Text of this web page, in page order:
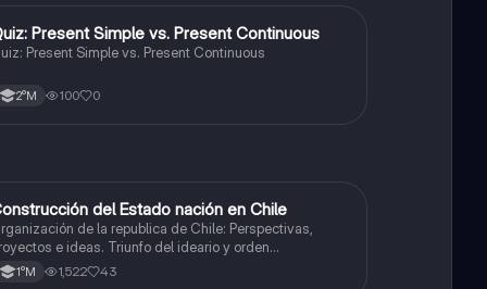
InglésPresent Simple vs. Present Continuous
Present Simple vs. Present Continuous
2°M 100 0
Historia del Estado nación en Chile
de la republica de Chile: Perspectivas,
e ideas. Triunfo del ideario y orden
conservador. Constitución de 1833. "Era Portaliana"
1°M 1,522 43